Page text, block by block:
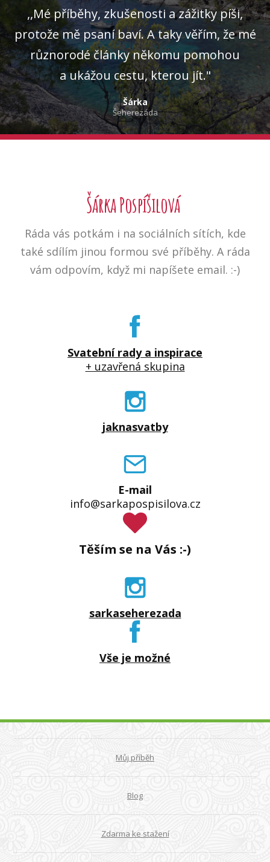
,,Mé příběhy, zkušenosti a zážitky píši,
protože mě psaní baví. A taky věřím, že mé
různorodé články někomu pomohou
a ukážou cestu, kterou jít."
Šárka
Šeherezáda
Šárka Pospíšilová
Ráda vás potkám i na sociálních sítích, kde
také sdílím jinou formou své příběhy. A ráda
vám odpovím, když mi napíšete email. :-)
Svatební rady a inspirace
+ uzavřená skupina
jaknasvatby
E-mail
info@sarkapospisilova.cz
Těším se na Vás :-)
sarkaseherezada
Vše je možné
Můj příběh
Blog
Zdarma ke stažení